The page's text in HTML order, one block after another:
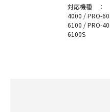
対応機種 ：
4000 / PRO-
6100 / PRO-
6100S